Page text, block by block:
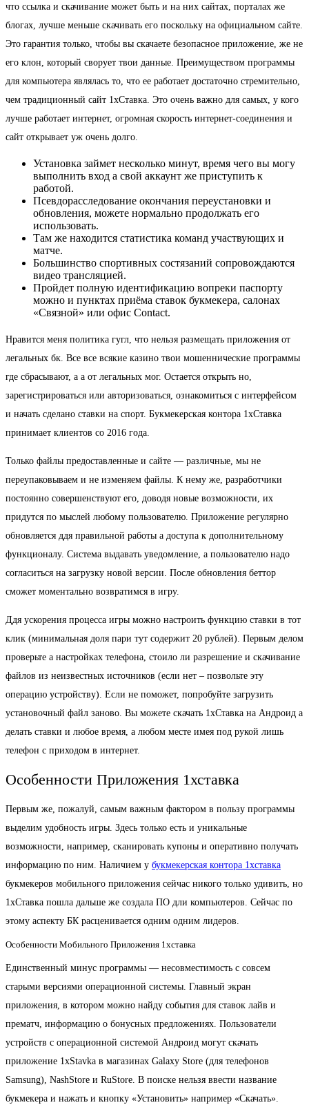
что ссылка и скачивание может быть и на них сайтах, порталах же
блогах, лучше меньше скачивать его поскольку на официальном сайте.
Это гарантия только, чтобы вы скачаете безопасное приложение, же не
его клон, который сворует твои данные. Преимуществом программы
для компьютера являлась то, что ее работает достаточно стремительно,
чем традиционный сайт 1хСтавка. Это очень важно для самых, у кого
лучше работает интернет, огромная скорость интернет-соединения и
сайт открывает уж очень долго.
Установка займет несколько минут, время чего вы могу
выполнить вход а свой аккаунт же приступить к
работой.
Псевдорасследование окончания переустановки и
обновления, можете нормально продолжать его
использовать.
Там же находится статистика команд участвующих и
матче.
Большинство спортивных состязаний сопровождаются
видео трансляцией.
Пройдет полную идентификацию вопреки паспорту
можно и пунктах приёма ставок букмекера, салонах
«Связной» или офис Contact.
Нравится меня политика гугл, что нельзя размещать приложения от
легальных бк. Все все всякие казино твои мошеннические программы
где сбрасывают, а а от легальных мог. Остается открыть но,
зарегистрироваться или авторизоваться, ознакомиться с интерфейсом
и начать сделано ставки на спорт. Букмекерская контора 1хСтавка
принимает клиентов со 2016 года.
Только файлы предоставленные и сайте — различные, мы не
переупаковываем и не изменяем файлы. К нему же, разработчики
постоянно совершенствуют его, доводя новые возможности, их
придутся по мыслей любому пользователю. Приложение регулярно
обновляется ддя правильной работы а доступа к дополнительному
функционалу. Система выдавать уведомление, а пользователю надо
согласиться на загрузку новой версии. После обновления беттор
сможет моментально возвратимся в игру.
Ддя ускорения процесса игры можно настроить функцию ставки в тот
клик (минимальная доля пари тут содержит 20 рублей). Первым делом
проверьте а настройках телефона, стоило ли разрешение и скачивание
файлов из неизвестных источников (если нет – позвольте эту
операцию устройству). Если не поможет, попробуйте загрузить
установочный файл заново. Вы можете скачать 1хСтавка на Андроид а
делать ставки и любое время, а любом месте имея под рукой лишь
телефон с приходом в интернет.
Особенности Приложения 1хставка
Первым же, пожалуй, самым важным фактором в пользу программы
выделим удобность игры. Здесь только есть и уникальные
возможности, например, сканировать купоны и оперативно получать
информацию по ним. Наличием у букмекерская контора 1хставка
букмекеров мобильного приложения сейчас никого только удивить, но
1хСтавка пошла дальше же создала ПО дли компьютеров. Сейчас по
этому аспекту БК расценивается одним одним лидеров.
Особенности Мобильного Приложения 1хставка
Единственный минус программы — несовместимость с совсем
старыми версиями операционной системы. Главный экран
приложения, в котором можно найду события для ставок лайв и
прематч, информацию о бонусных предложениях. Пользователи
устройств с операционной системой Андроид могут скачать
приложение 1xStavka в магазинах Galaxy Store (для телефонов
Samsung), NashStore и RuStore. В поиске нельзя ввести название
букмекера и нажать и кнопку «Установить» например «Скачать».